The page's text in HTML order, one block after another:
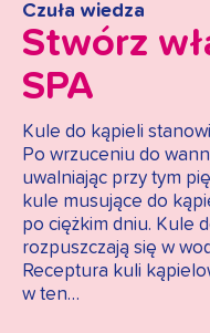
Czuła wiedza
Stwórz
SPA
Kule do kąpieli
Po wrzuceniu do
uwalniając przy tym
kule musujące do
po ciężkim dniu. Kule
rozpuszczają się w
Receptura kuli
w ten…